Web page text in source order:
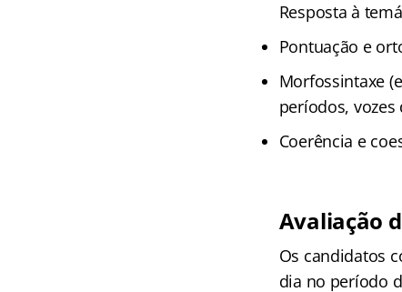
Resposta à
Pontuação e
Morfossintaxe
períodos, vozes
Coerência e
Avaliação
Os candidatos
dia no período